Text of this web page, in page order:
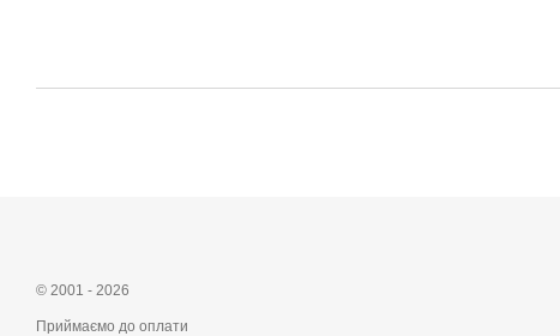
© 2001 - 2026
Приймаємо до оплати